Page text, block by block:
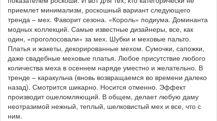
приемлет минимализм, роскошный вариант следующего
тренда – мех. Фаворит сезона. «Король» подиума. Доминанта
модных коллекций. Самые известные дизайнеры, все, как
один, «проголосовали» за мех. Шубки и меховые пальто.
Платья и жакеты, декорированные мехом. Сумочки, сапожки,
даже свадебные меховые платья. Любое присутствие любого
количества меха в осеннем наряде уместно и желательно. В
тренде – каракульча (вновь возвращаемся во времени далеко
назад). Смотрится шикарно. Носится отменно. Эффект
производит ошеломляющий. В общем, делает любую даму
неотразимой нежный, теплый, шелковистый мех и все, что с
ним.